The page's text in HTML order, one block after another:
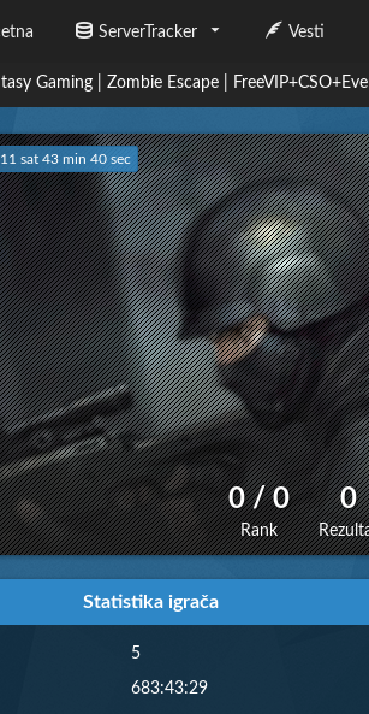
ServerTracker Vesti
Gaming | Zombie Escape |
sat 43 min 41 sec
0 / 0
Rank
0
Statistika igrača
5
683:43:29